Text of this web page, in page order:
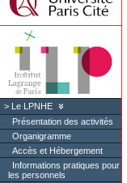
Le LPNHE
Présentation des activités
Organigramme
Accès et Hébergement
Informations pratiques pour
les personnels